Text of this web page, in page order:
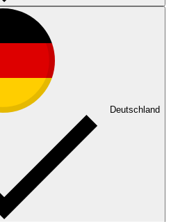
Deutschland